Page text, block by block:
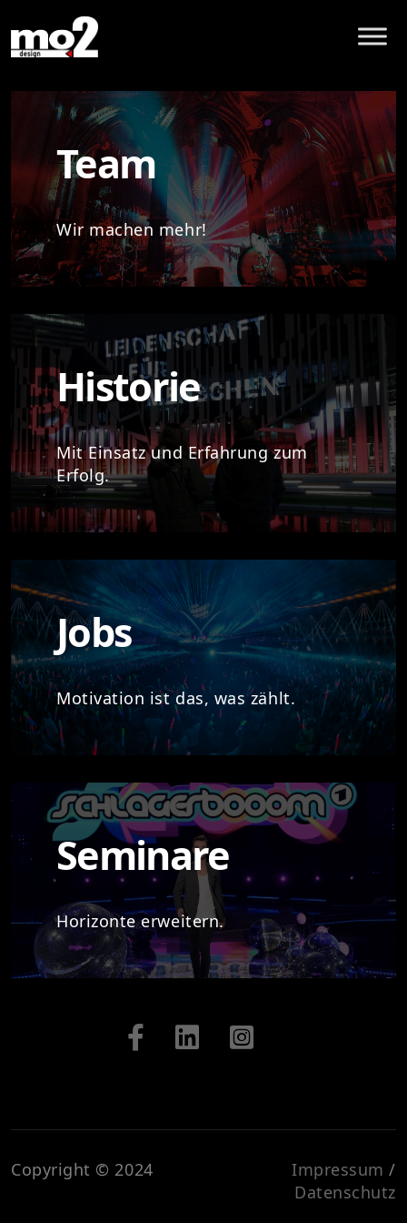
Team
Wir machen mehr!
Historie
Mit Einsatz und Erfahrung zum
Erfolg.
Jobs
Motivation ist das, was zählt.
Seminare
Horizonte erweitern.
Copyright © 2024 Impressum /
Datenschutz